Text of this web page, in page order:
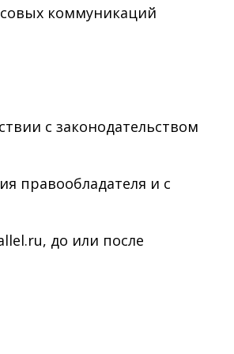
коммуникаций
с законодательством
правообладателя и с
до или после